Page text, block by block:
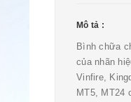
Mô tả :
Bình chữa
của nhãn
Vinfire,
MT5, MT24